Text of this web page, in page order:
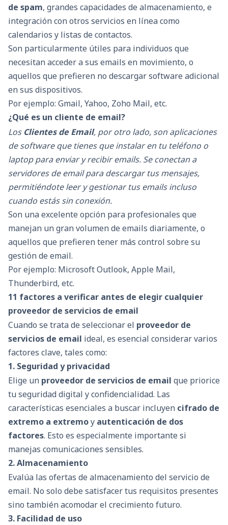
de spam, grandes capacidades de almacenamiento, e
integración con otros servicios en línea como
calendarios y listas de contactos.
Son particularmente útiles para individuos que
necesitan acceder a sus emails en movimiento, o
aquellos que prefieren no descargar software adicional
en sus dispositivos.
Por ejemplo: Gmail, Yahoo, Zoho Mail, etc.
¿Qué es un cliente de email?
Los Clientes de Email, por otro lado, son aplicaciones
de software que tienes que instalar en tu teléfono o
laptop para enviar y recibir emails. Se conectan a
servidores de email para descargar tus mensajes,
permitiéndote leer y gestionar tus emails incluso
cuando estás sin conexión.
Son una excelente opción para profesionales que
manejan un gran volumen de emails diariamente, o
aquellos que prefieren tener más control sobre su
gestión de email.
Por ejemplo: Microsoft Outlook, Apple Mail,
Thunderbird, etc.
11 factores a verificar antes de elegir cualquier
proveedor de servicios de email
Cuando se trata de seleccionar el proveedor de
servicios de email ideal, es esencial considerar varios
factores clave, tales como:
1. Seguridad y privacidad
Elige un proveedor de servicios de email que priorice
tu seguridad digital y confidencialidad. Las
características esenciales a buscar incluyen cifrado de
extremo a extremoy autenticación de dos
factores. Esto es especialmente importante si
manejas comunicaciones sensibles.
2. Almacenamiento
Evalúa las ofertas de almacenamiento del servicio de
email. No solo debe satisfacer tus requisitos presentes
sino también acomodar el crecimiento futuro.
3. Facilidad de uso